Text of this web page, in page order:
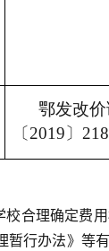
鄂发改价
〔2019〕
合理确定费
行办法》等